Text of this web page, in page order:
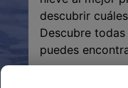
descubrir
Descubre
puedes